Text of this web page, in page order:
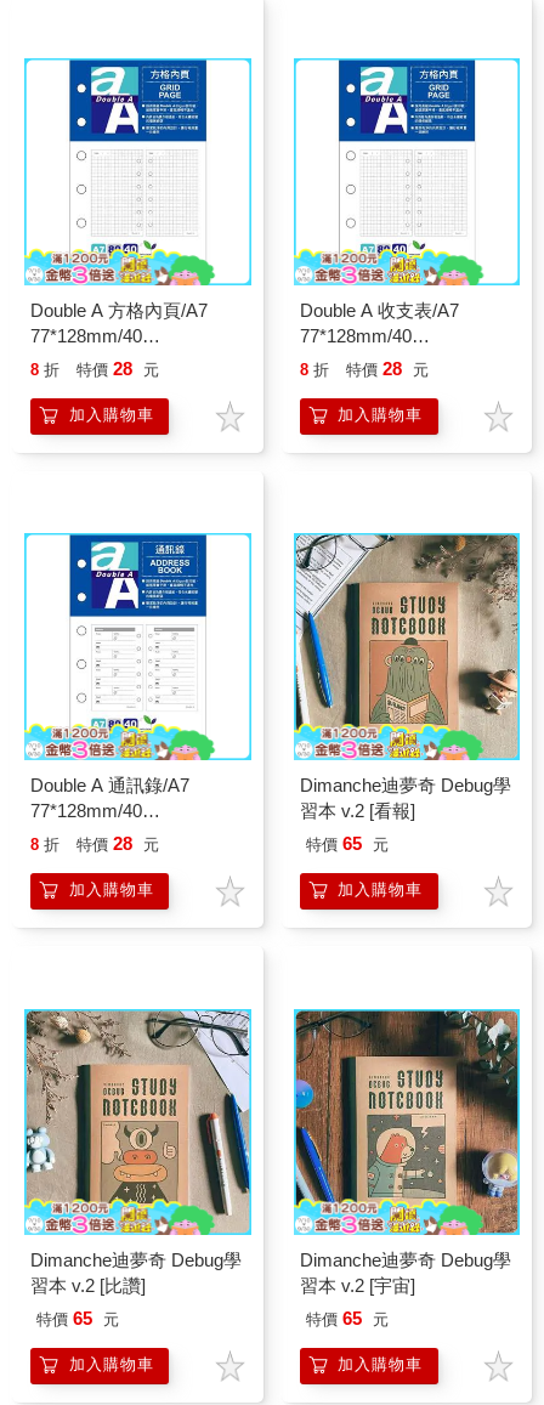
Double A 方格內頁/A7
77*128mm/40
張/DAAG14007
8 折 特價 28 元
加入購物車
Double A 收支表/A7
77*128mm/40
張/DAAG14008
8 折 特價 28 元
加入購物車
Double A 通訊錄/A7
77*128mm/40
張/DAAG14009
8 折 特價 28 元
加入購物車
Dimanche迪夢奇 Debug學
習本 v.2 [看報]
特價 65 元
加入購物車
Dimanche迪夢奇 Debug學
習本 v.2 [比讚]
特價 65 元
加入購物車
Dimanche迪夢奇 Debug學
習本 v.2 [宇宙]
特價 65 元
加入購物車